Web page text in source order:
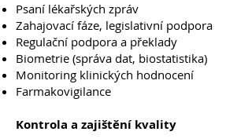
Psaní lékařských zpráv
Zahajovací fáze, legislativní podpora
Regulační podpora a překlady
Biometrie (správa dat, biostatistika)
Monitoring klinických hodnocení
Farmakovigilance
Kontrola a zajištění kvality